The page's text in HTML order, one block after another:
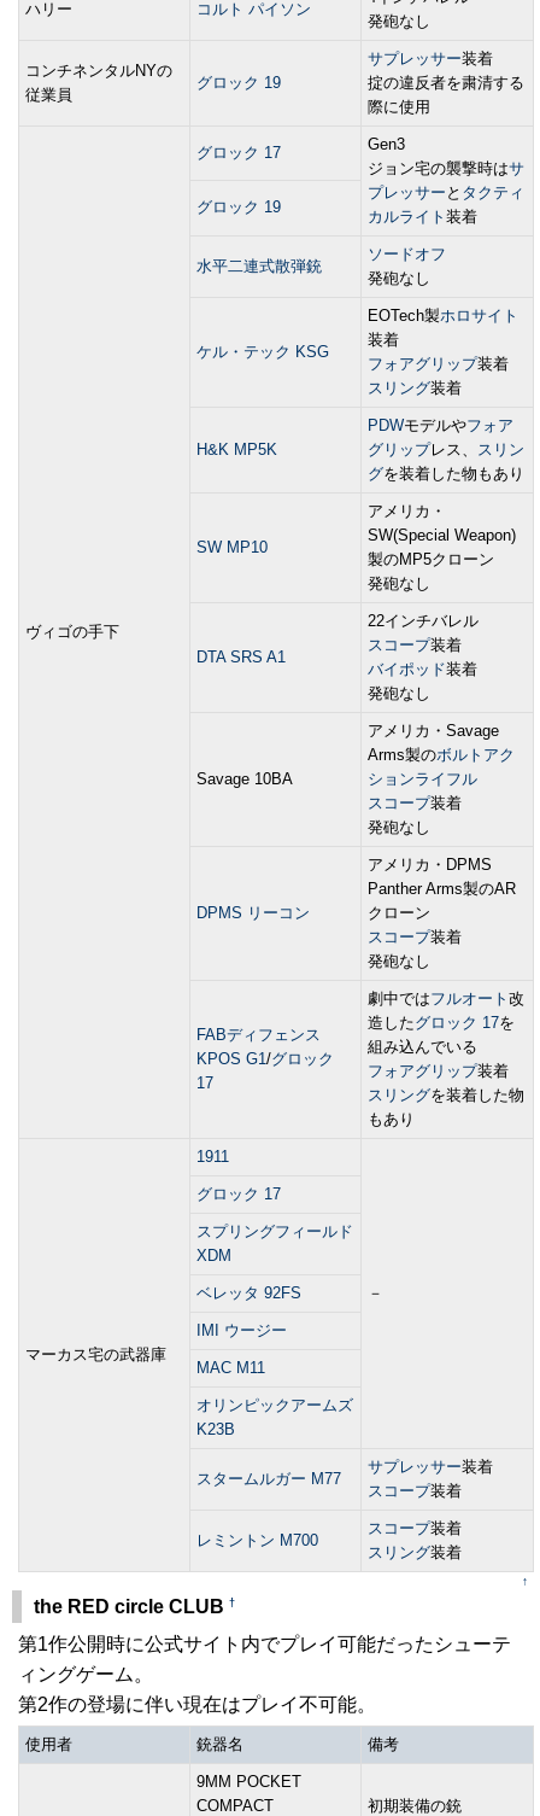
ハリー コルト パイソン
発砲なし
コンチネンタルNYの
従業員
グロック 19
サプレッサー装着
掟の違反者を粛清する
際に使用
ヴィゴの手下
グロック 17
Gen3
ジョン宅の襲撃時はサ
プレッサー と タクティ
カルライト 装着
グロック 19
水平二連式散弾銃
ソードオフ
発砲なし
ケル・テック KSG
EOTech製ホロサイト
装着
フォアグリップ装着
スリング装着
H&K MP5K
PDWモデルやフォア
グリップレス、 スリン
グを装着した物もあり
SW MP10
アメリカ・
SW(Special Weapon)
製のMP5クローン
発砲なし
DTA SRS A1
22インチバレル
スコープ装着
バイポッド装着
発砲なし
Savage 10BA
アメリカ・Savage
Arms製のボルトアク
ションライフル
スコープ装着
発砲なし
DPMS リーコン
アメリカ・DPMS
Panther Arms製のAR
クローン
スコープ装着
発砲なし
FABディフェンス
KPOS G1/グロック
17
劇中ではフルオート 改
造したグロック 17を
組み込んでいる
フォアグリップ装着
スリングを装着した物
もあり
マーカス宅の武器庫
1911
－
グロック 17
スプリングフィールド
XDM
ベレッタ 92FS
IMI ウージー
MAC M11
オリンピックアームズ
K23B
スタームルガー M77
サプレッサー装着
スコープ装着
レミントン M700
スコープ装着
スリング装着
↑
the RED circle CLUB †
第1作公開時に公式サイト内でプレイ可能だったシューテ
ィングゲーム。
第2作の登場に伴い現在はプレイ不可能。
使用者 銃器名 備考
9MM POCKET
COMPACT
初期装備の銃